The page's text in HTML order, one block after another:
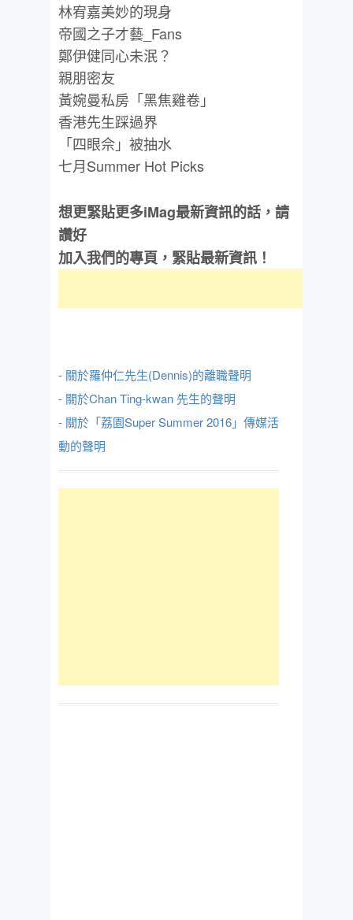
林宥嘉美妙的現身
帝國之子才藝_Fans
鄭伊健同心未泯？
親朋密友
黃婉曼私房「黑焦雞卷」
香港先生踩過界
「四眼佘」被抽水
七月Summer Hot Picks
想更緊貼更多iMag最新資訊的話，請
讚好
加入我們的專頁，緊貼最新資訊！
- 關於羅仲仁先生(Dennis)的離職聲明
- 關於Chan Ting-kwan 先生的聲明
- 關於「荔園Super Summer 2016」傳媒活
動的聲明